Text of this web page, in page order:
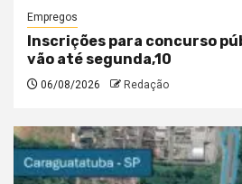
Empregos
Inscrições para concurso
vão até segunda,10
06/08/2026 Redação